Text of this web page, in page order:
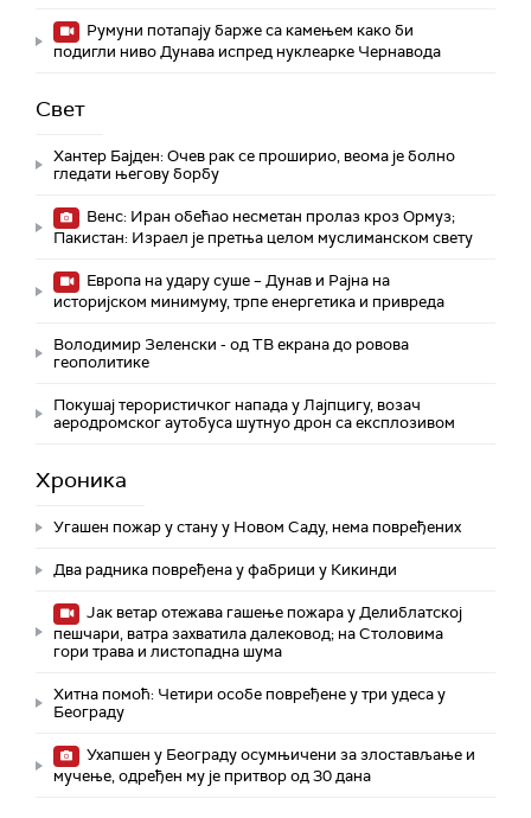
Румуни потапају барже са камењем како би
подигли ниво Дунава испред нуклеарке Чернавода
Свет
Хантер Бајден: Очев рак се проширио, веома је болно
гледати његову борбу
Венс: Иран обећао несметан пролаз кроз Ормуз;
Пакистан: Израел је претња целом муслиманском свету
Европа на удару суше – Дунав и Рајна на
историјском минимуму, трпе енергетика и привреда
Володимир Зеленски - од ТВ екрана до ровова
геополитике
Покушај терористичког напада у Лајпцигу, возач
аеродромског аутобуса шутнуо дрон са експлозивом
Хроника
Угашен пожар у стану у Новом Саду, нема повређених
Два радника повређена у фабрици у Кикинди
Јак ветар отежава гашење пожара у Делиблатској
пешчари, ватра захватила далековод; на Столовима
гори трава и листопадна шума
Хитна помоћ: Четири особе повређене у три удеса у
Београду
Ухапшен у Београду осумњичени за злостављање и
мучење, одређен му је притвор од 30 дана